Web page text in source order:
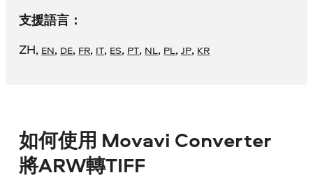
支援語言：
ZH, EN, DE, FR, IT, ES, PT, NL, PL,JP, KR
如何使用 Movavi Converter
將ARW轉TIFF